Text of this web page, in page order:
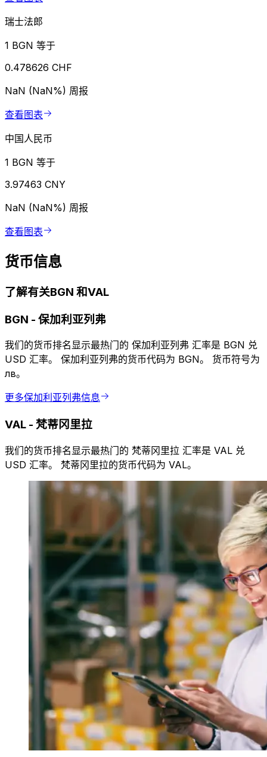
瑞士法郎
1 BGN 等于
0.478626 CHF
NaN (NaN%) 周报
查看图表
中国人民币
1 BGN 等于
3.97463 CNY
NaN (NaN%) 周报
查看图表
货币信息
了解有关BGN 和VAL
BGN - 保加利亚列弗
我们的货币排名显示最热门的 保加利亚列弗 汇率是 BGN 兑
USD 汇率。 保加利亚列弗的货币代码为 BGN。 货币符号为
лв。
更多保加利亚列弗信息
VAL - 梵蒂冈里拉
我们的货币排名显示最热门的 梵蒂冈里拉 汇率是 VAL 兑
USD 汇率。 梵蒂冈里拉的货币代码为 VAL。